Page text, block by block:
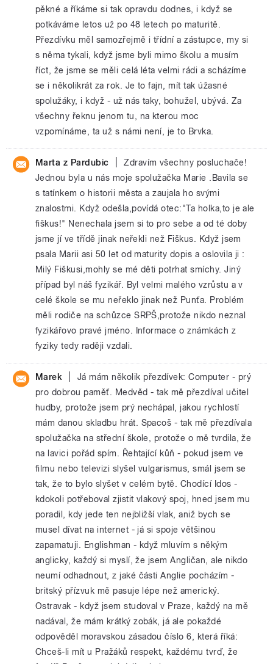
pěkné a říkáme si tak opravdu dodnes, i když se
potkáváme letos už po 48 letech po maturitě.
Přezdívku měl samozřejmě i třídní a zástupce, my si
s něma tykali, když jsme byli mimo školu a musím
říct, že jsme se měli celá léta velmi rádi a scházíme
se i několikrát za rok. Je to fajn, mít tak úžasné
spolužáky, i když - už nás taky, bohužel, ubývá. Za
všechny řeknu jenom tu, na kterou moc
vzpomínáme, ta už s námi není, je to Brvka.
Marta z Pardubic
Zdravím všechny posluchače!
Jednou byla u nás moje spolužačka Marie .Bavila se
s tatínkem o historii města a zaujala ho svými
znalostmi. Když odešla,povídá otec:"Ta holka,to je ale
fiškus!" Nenechala jsem si to pro sebe a od té doby
jsme jí ve třídě jinak neřekli než Fiškus. Když jsem
psala Marii asi 50 let od maturity dopis a oslovila ji :
Milý Fiškusi,mohly se mé děti potrhat smíchy. Jiný
případ byl náš fyzikář. Byl velmi malého vzrůstu a v
celé škole se mu neřeklo jinak než Punťa. Problém
měli rodiče na schůzce SRPŠ,protože nikdo neznal
fyzikářovo pravé jméno. Informace o známkách z
fyziky tedy raději vzdali.
Marek
Já mám několik přezdívek: Computer - prý
pro dobrou paměť. Medvěd - tak mě přezdíval učitel
hudby, protože jsem prý nechápal, jakou rychlostí
mám danou skladbu hrát. Spacoš - tak mě přezdívala
spolužačka na střední škole, protože o mě tvrdila, že
na lavici pořád spím. Řehtající kůň - pokud jsem ve
filmu nebo televizi slyšel vulgarismus, smál jsem se
tak, že to bylo slyšet v celém bytě. Chodící Idos -
kdokoli potřeboval zjistit vlakový spoj, hned jsem mu
poradil, kdy jede ten nejbližší vlak, aniž bych se
musel dívat na internet - já si spoje většinou
zapamatuji. Englishman - když mluvím s někým
anglicky, každý si myslí, že jsem Angličan, ale nikdo
neumí odhadnout, z jaké části Anglie pocházím -
britský přízvuk mě pasuje lépe než americký.
Ostravak - když jsem studoval v Praze, každý na mě
nadával, že mám krátký zobák, já ale pokaždé
odpověděl moravskou zásadou číslo 6, která říká:
Chceš-li mít u Pražáků respekt, každému tvrď, že